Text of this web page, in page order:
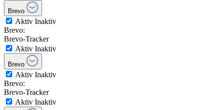
Brevo
Aktiv Inaktiv
Brevo:
Brevo-Tracker
Aktiv Inaktiv
Brevo
Aktiv Inaktiv
Brevo:
Brevo-Tracker
Aktiv Inaktiv